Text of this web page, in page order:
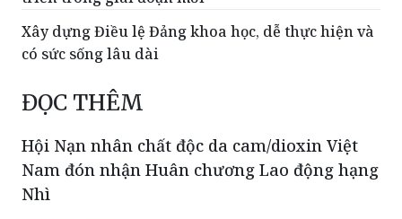
Xây dựng Điều lệ Đảng khoa học, dễ thực hiện và
có sức sống lâu dài
ĐỌC THÊM
Hội Nạn nhân chất độc da cam/dioxin Việt
Nam đón nhận Huân chương Lao động hạng
Nhì